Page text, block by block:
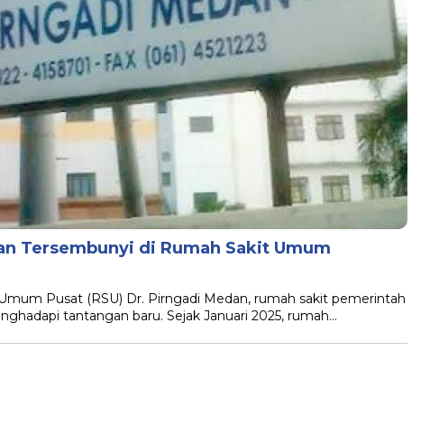
Tersembunyi di Rumah Sakit Umum
Pusat (RSU) Dr. Pirngadi Medan, rumah sakit pemerintah
tantangan baru. Sejak Januari 2025, rumah…